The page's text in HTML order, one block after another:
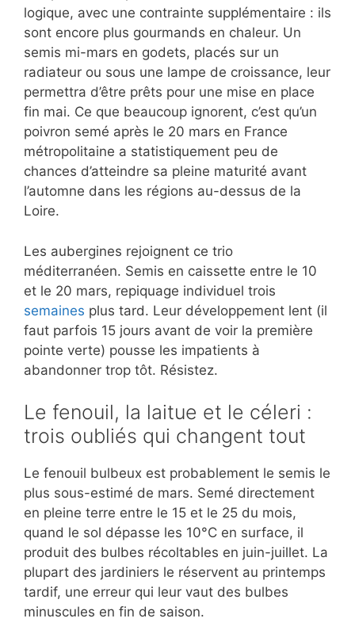
logique, avec une contrainte supplémentaire : ils
sont encore plus gourmands en chaleur. Un
semis mi-mars en godets, placés sur un
radiateur ou sous une lampe de croissance, leur
permettra d’être prêts pour une mise en place
fin mai. Ce que beaucoup ignorent, c’est qu’un
poivron semé après le 20 mars en France
métropolitaine a statistiquement peu de
chances d’atteindre sa pleine maturité avant
l’automne dans les régions au-dessus de la
Loire.
Les aubergines rejoignent ce trio
méditerranéen. Semis en caissette entre le 10
et le 20 mars, repiquage individuel trois
semaines plus tard. Leur développement lent (il
faut parfois 15 jours avant de voir la première
pointe verte) pousse les impatients à
abandonner trop tôt. Résistez.
Le fenouil, la laitue et le céleri :
trois oubliés qui changent tout
Le fenouil bulbeux est probablement le semis le
plus sous-estimé de mars. Semé directement
en pleine terre entre le 15 et le 25 du mois,
quand le sol dépasse les 10°C en surface, il
produit des bulbes récoltables en juin-juillet. La
plupart des jardiniers le réservent au printemps
tardif, une erreur qui leur vaut des bulbes
minuscules en fin de saison.